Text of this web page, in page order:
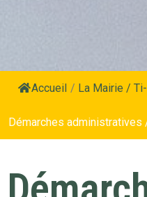
Accueil / La Mairie /
Démarches